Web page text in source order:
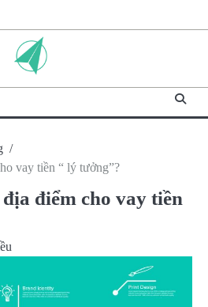
vay tiền “ lý tưởng”?
điểm cho vay tiền